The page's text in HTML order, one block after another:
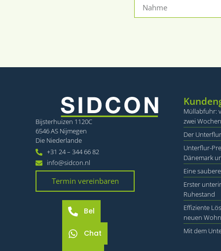
Bijsterhuizen 1120C
6546 AS Nijmegen
Die Niederlande
+31 24 – 344 66 82
info@sidcon.nl
Termin vereinbaren
Müllabfuhr:
zwei Wochen
Der
Unterflur-
Dänemark
Eine
Erster
Ruhestand
Effiziente
neuen
Mit dem
Bel
Chat
Name
_ga_VKJQJH3ZVM
_gat_UA-
52406578-1
_gcl_au
Name
Name
_hjSession_3550799